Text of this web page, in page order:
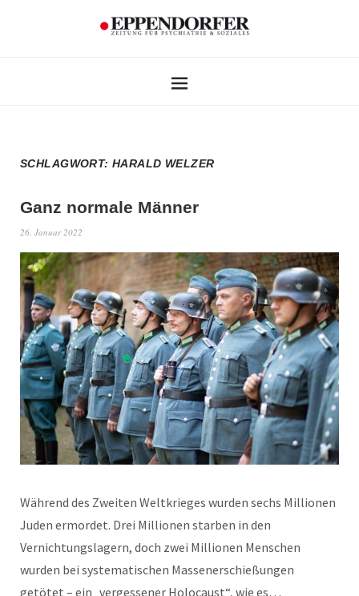
SCHLAGWORT:HARALD WELZER
Ganz normale Männer
26. Januar 2022
Während des Zweiten Weltkrieges wurden sechs Millionen
Juden ermordet. Drei Millionen starben in den
Vernichtungslagern, doch zwei Millionen Menschen
wurden bei systematischen Massenerschießungen
getötet – ein „vergessener Holocaust“, wie es…